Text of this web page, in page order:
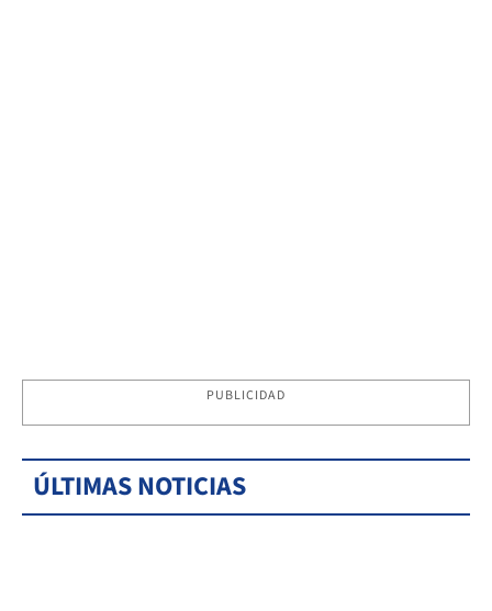
PUBLICIDAD
ÚLTIMAS NOTICIAS